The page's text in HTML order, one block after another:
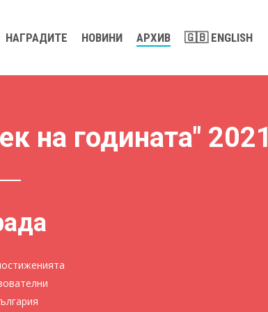
НАГРАДИТЕ НОВИНИ АРХИВ 🇬🇧 ENGLISH
на годината" 2021